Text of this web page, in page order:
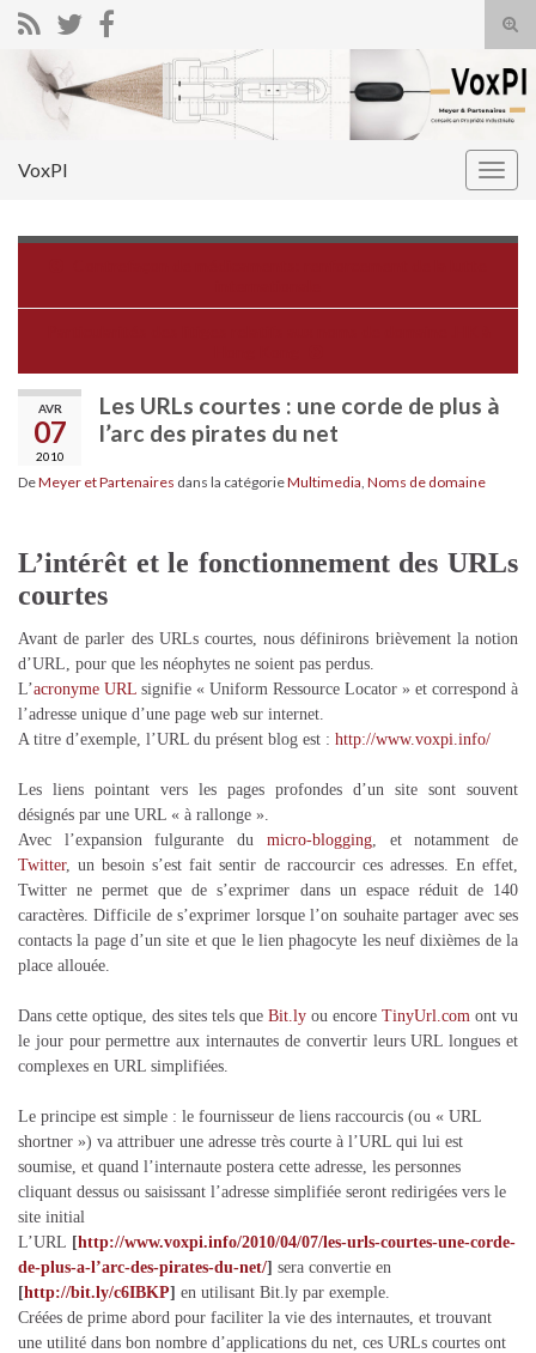
Search for:
VoxPI
AVR
07
2010
Les URLs courtes : une corde de plus à
l’arc des pirates du net
DeMeyer et Partenaires dans la catégorieMultimedia Noms de domaine
L’intérêt et le fonctionnement des URLs
courtes
Avant de parler des URLs courtes, nous définirons brièvement la notion
d’URL, pour que les néophytes ne soient pas perdus.
L’acronyme URL signifie « Uniform Ressource Locator » et correspond à
l’adresse unique d’une page web sur internet.
A titre d’exemple, l’URL du présent blog est : http://www.voxpi.info/
Les liens pointant vers les pages profondes d’un site sont souvent
désignés par une URL « à rallonge ».
Avec l’expansion fulgurante du micro-blogging, et notamment de
Twitter, un besoin s’est fait sentir de raccourcir ces adresses. En effet,
Twitter ne permet que de s’exprimer dans un espace réduit de 140
caractères. Difficile de s’exprimer lorsque l’on souhaite partager avec ses
contacts la page d’un site et que le lien phagocyte les neuf dixièmes de la
place allouée.
Dans cette optique, des sites tels que Bit.ly ou encore TinyUrl.com ont vu
le jour pour permettre aux internautes de convertir leurs URL longues et
complexes en URL simplifiées.
Le principe est simple : le fournisseur de liens raccourcis (ou « URL
shortner ») va attribuer une adresse très courte à l’URL qui lui est
soumise, et quand l’internaute postera cette adresse, les personnes
cliquant dessus ou saisissant l’adresse simplifiée seront redirigées vers le
site initial
L’URL [http://www.voxpi.info/2010/04/07/les-urls-courtes-une-corde-
de-plus-a-l’arc-des-pirates-du-net/] sera convertie en
[http://bit.ly/c6IBKP] en utilisant Bit.ly par exemple.
Créées de prime abord pour faciliter la vie des internautes, et trouvant
une utilité dans bon nombre d’applications du net, ces URLs courtes ont